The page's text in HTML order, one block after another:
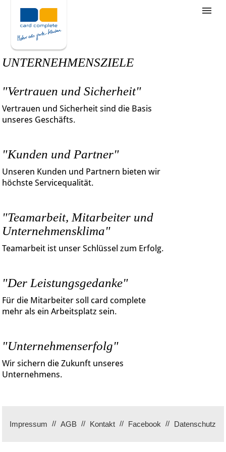
Stellenangebote
Unternehmensziele
Wie bewerbe ich mich
UNTERNEHMENSZIELE
"Vertrauen und Sicherheit"
Vertrauen und Sicherheit sind die Basis
unseres Geschäfts.
"Kunden und Partner"
Unseren Kunden und Partnern bieten wir
höchste Servicequalität.
"Teamarbeit, Mitarbeiter und
Unternehmensklima"
Teamarbeit ist unser Schlüssel zum Erfolg.
"Der Leistungsgedanke"
Für die Mitarbeiter soll card complete
mehr als ein Arbeitsplatz sein.
"Unternehmenserfolg"
Wir sichern die Zukunft unseres
Unternehmens.
Impressum AGB Kontakt Facebook Datenschutz